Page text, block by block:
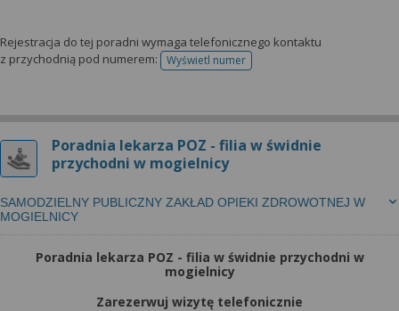
Rejestracja do tej poradni wymaga telefonicznego kontaktu
z przychodnią pod numerem:
Wyświetl numertelefonu do rejestracji
Poradnia lekarza POZ - filia w świdnie
przychodni w mogielnicy
SAMODZIELNY PUBLICZNY ZAKŁAD OPIEKI ZDROWOTNEJ W
MOGIELNICY
Poradnia lekarza POZ - filia w świdnie przychodni w
mogielnicy
Zarezerwuj wizytę telefonicznie